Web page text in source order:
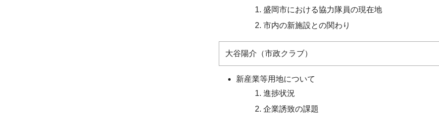
盛岡市における協力隊員の現在地
市内の新施設との関わり
大谷陽介（市政クラブ）
新産業等用地について
進捗状況
企業誘致の課題